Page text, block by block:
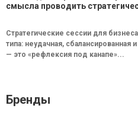
смысла проводить
Стратегические сессии для
типа: неудачная,
— это «рефлексия под канапе»...
Бренды